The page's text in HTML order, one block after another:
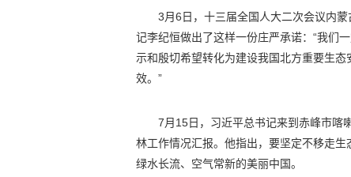
3月6日，十三届全国人大二次会议内
记李纪恒做出了这样一份庄严承诺：“我们
示和殷切希望转化为建设我国北方重要生
效。”
7月15日，习近平总书记来到赤峰市喀
林工作情况汇报。他指出，要坚定不移走生
绿水长流、空气常新的美丽中国。